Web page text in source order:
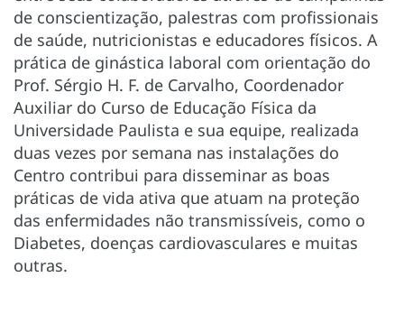
de conscientização, palestras com profissionais
de saúde, nutricionistas e educadores físicos. A
prática de ginástica laboral com orientação do
Prof. Sérgio H. F. de Carvalho, Coordenador
Auxiliar do Curso de Educação Física da
Universidade Paulista e sua equipe, realizada
duas vezes por semana nas instalações do
Centro contribui para disseminar as boas
práticas de vida ativa que atuam na proteção
das enfermidades não transmissíveis, como o
Diabetes, doenças cardiovasculares e muitas
outras.